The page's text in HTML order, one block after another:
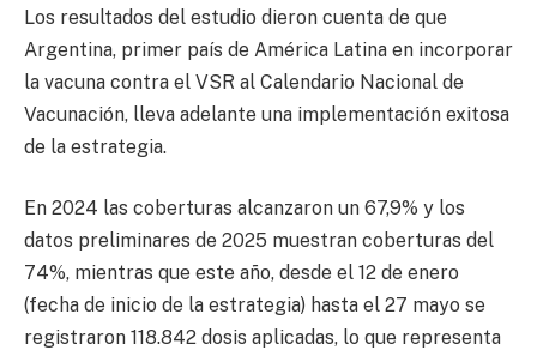
Los resultados del estudio dieron cuenta de que
Argentina, primer país de América Latina en incorporar
la vacuna contra el VSR al Calendario Nacional de
Vacunación, lleva adelante una implementación exitosa
de la estrategia.
En 2024 las coberturas alcanzaron un 67,9% y los
datos preliminares de 2025 muestran coberturas del
74%, mientras que este año, desde el 12 de enero
(fecha de inicio de la estrategia) hasta el 27 mayo se
registraron 118.842 dosis aplicadas, lo que representa